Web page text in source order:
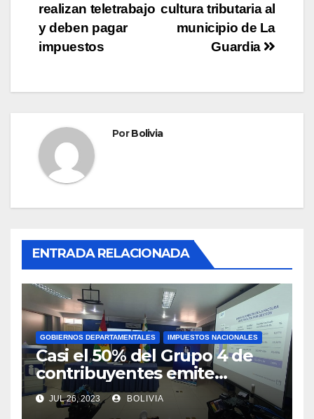
cultura tributaria al
municipio de La
Guardia
realizan teletrabajo
y deben pagar
impuestos
PorBolivia
ENTRADA RELACIONADA
GOBIERNOS DEPARTAMENTALES IMPUESTOS NACIONALES
Casi el 50% del Grupo 4 de
contribuyentes emite
facturas en línea antes del
plazo fijado
JUL 26, 2023 BOLIVIA